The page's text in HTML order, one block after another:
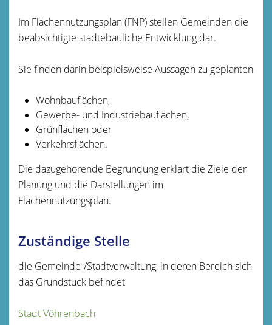
Im Flächennutzungsplan (FNP) stellen Gemeinden die
beabsichtigte städtebauliche Entwicklung dar.
Sie finden darin beispielsweise Aussagen zu geplanten
Wohnbauflächen,
Gewerbe- und Industriebauflächen,
Grünflächen oder
Verkehrsflächen.
Die dazugehörende Begründung erklärt die Ziele der
Planung und die Darstellungen im
Flächennutzungsplan.
Zuständige Stelle
die Gemeinde-/Stadtverwaltung, in deren Bereich sich
das Grundstück befindet
Stadt Vöhrenbach